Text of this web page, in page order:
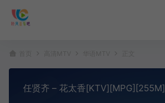
任贤齐 – 花太香[KTV][MPG][255M]